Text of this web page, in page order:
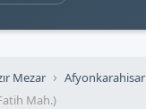
Mezar Afyonkarahisar
Mah.)